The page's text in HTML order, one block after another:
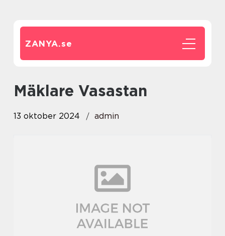
ZANYA.se
Mäklare Vasastan
13 oktober 2024 admin